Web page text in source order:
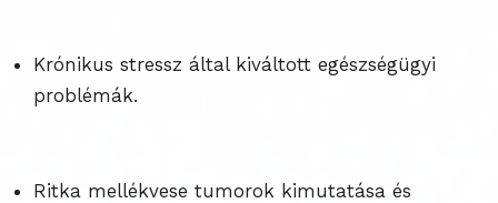
Krónikus stressz által kiváltott egészségügyi
problémák.
Ritka mellékvese tumorok kimutatása és